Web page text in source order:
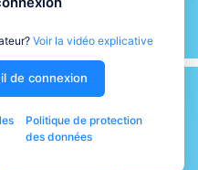
Voir la vidéo explicative
de connexion
Politique de protection
des données